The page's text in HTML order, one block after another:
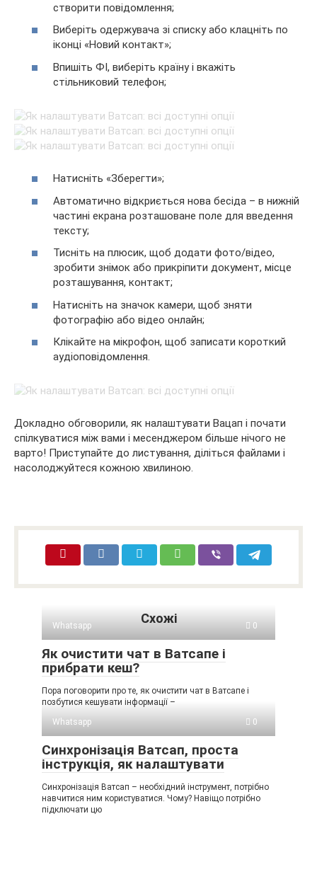
створити повідомлення;
Виберіть одержувача зі списку або клацніть по
іконці «Новий контакт»;
Впишіть ФІ, виберіть країну і вкажіть
стільниковий телефон;
Натисніть «Зберегти»;
Автоматично відкриється нова бесіда – в нижній
частині екрана розташоване поле для введення
тексту;
Тисніть на плюсик, щоб додати фото/відео,
зробити знімок або прикріпити документ, місце
розташування, контакт;
Натисніть на значок камери, щоб зняти
фотографію або відео онлайн;
Клікайте на мікрофон, щоб записати короткий
аудіоповідомлення.
Докладно обговорили, як налаштувати Вацап і почати
спілкуватися між вами і месенджером більше нічого не
варто! Приступайте до листування, діліться файлами і
насолоджуйтеся кожною хвилиною.
Схожі
Whatsapp 0
Як очистити чат в Ватсапе і
прибрати кеш?
Пора поговорити про те, як очистити чат в Ватсапе і
позбутися кешувати інформації –
Whatsapp
0
Синхронізація Ватсап, проста
інструкція, як налаштувати
Синхронізація Ватсап – необхідний інструмент, потрібно
навчитися ним користуватися. Чому? Навіщо потрібно
підключати цю